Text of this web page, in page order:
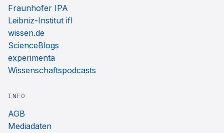
Fraunhofer IPA
Leibniz-Institut ifl
wissen.de
ScienceBlogs
experimenta
Wissenschaftspodcasts
INFO
AGB
Mediadaten